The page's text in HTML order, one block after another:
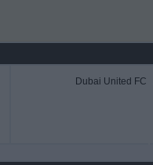
Dubai United FC